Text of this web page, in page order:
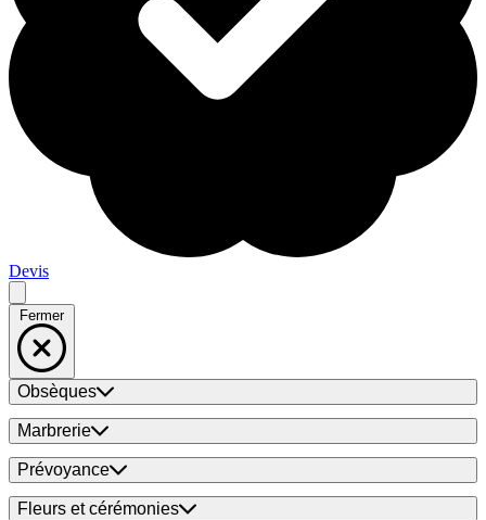
Devis
Fermer
Obsèques
Marbrerie
Prévoyance
Fleurs et cérémonies